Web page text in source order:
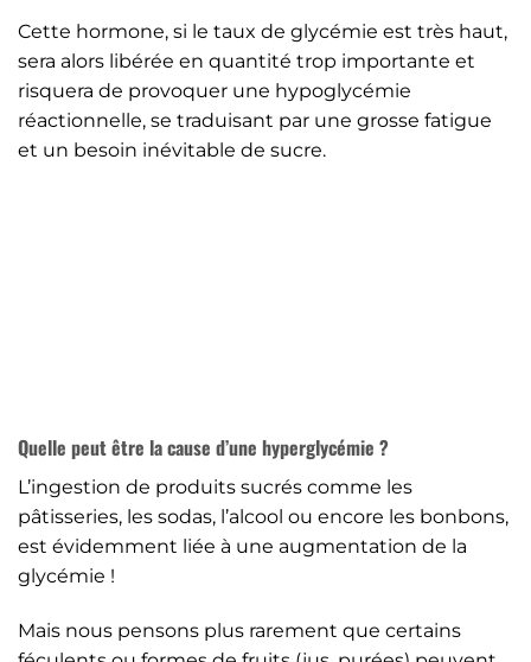
Cette hormone, si le taux de glycémie est très haut,
sera alors libérée en quantité trop importante et
risquera de provoquer une hypoglycémie
réactionnelle, se traduisant par une grosse fatigue
et un besoin inévitable de sucre.
Quelle peut être la cause d’une hyperglycémie ?
L’ingestion de produits sucrés comme les
pâtisseries, les sodas, l’alcool ou encore les bonbons,
est évidemment liée à une augmentation de la
glycémie !
Mais nous pensons plus rarement que certains